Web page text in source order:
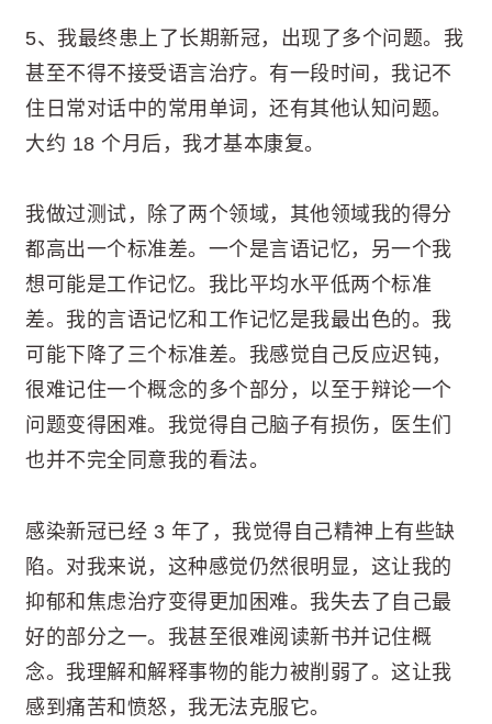
5、我最终患上了长期新冠，出现了多个问题。我
甚至不得不接受语言治疗。有一段时间，我记不
住日常对话中的常用单词，还有其他认知问题。
大约 18 个月后，我才基本康复。
我做过测试，除了两个领域，其他领域我的得分
都高出一个标准差。一个是言语记忆，另一个我
想可能是工作记忆。我比平均水平低两个标准
差。我的言语记忆和工作记忆是我最出色的。我
可能下降了三个标准差。我感觉自己反应迟钝，
很难记住一个概念的多个部分，以至于辩论一个
问题变得困难。我觉得自己脑子有损伤，医生们
也并不完全同意我的看法。
感染新冠已经 3 年了，我觉得自己精神上有些缺
陷。对我来说，这种感觉仍然很明显，这让我的
抑郁和焦虑治疗变得更加困难。我失去了自己最
好的部分之一。我甚至很难阅读新书并记住概
念。我理解和解释事物的能力被削弱了。这让我
感到痛苦和愤怒，我无法克服它。